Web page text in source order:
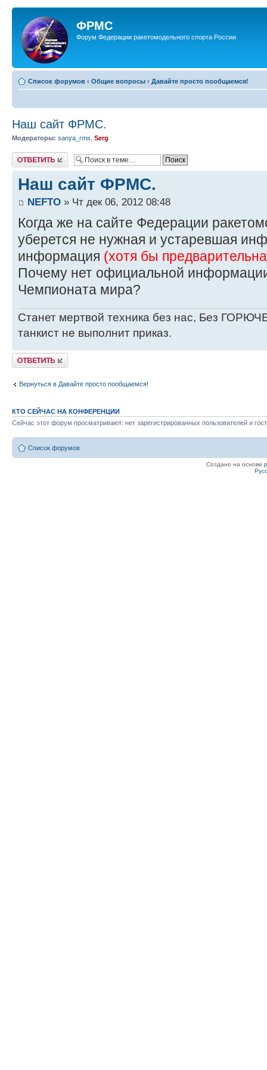
ФРМС
Форум Федерации ракетомодельного спорта России
Список форумов ‹ Общие вопросы ‹ Давайте просто пообщаемся!
Наш сайт ФРМС.
Модераторы: sanya_rms Serg
Ответить
Наш сайт ФРМС.
NEFTO » Чт дек 06, 2012 08:48
Когда же на сайте Федерации
уберется не нужная и устаревшая
информация (хотя бы
Почему нет официальной
Чемпионата мира?
Станет мертвой техника без нас, Без
танкист не выполнит приказ.
Ответить
Вернуться в Давайте просто пообщаемся!
КТО СЕЙЧАС НА КОНФЕРЕНЦИИ
Сейчас этот форум просматривают: нет зарегистрированных пользователей и
Список форумов
Создано на основе